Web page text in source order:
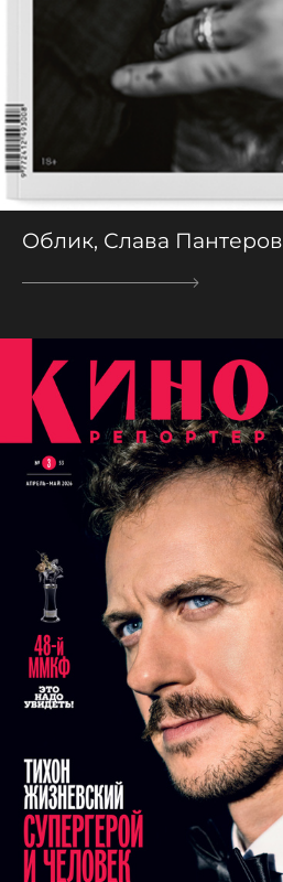
Облик, Слава Пантеров